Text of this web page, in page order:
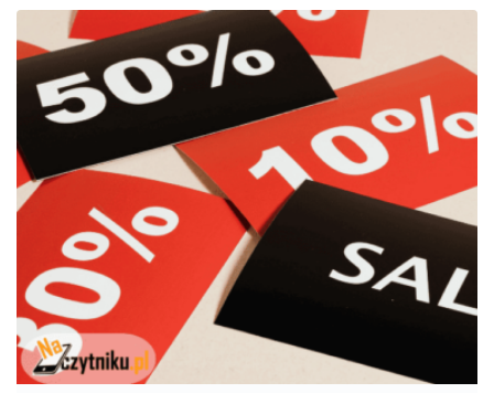
Tag:
promocje
na
czytniki
sierpień
2025